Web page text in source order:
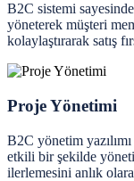
B2C sistemi
yöneterek müşteri
kolaylaştırarak satış
Proje Yönetimi
B2C yönetim
etkili bir şekilde
ilerlemesini anlık